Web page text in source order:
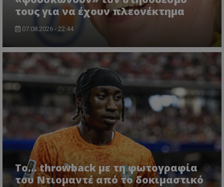
τους για να έχουν πλεονέκτημα
07.08.2026 - 22:44
Το... throwback με τη φωτογραφία
του Ντιομαντέ από το δοκιμαστικό